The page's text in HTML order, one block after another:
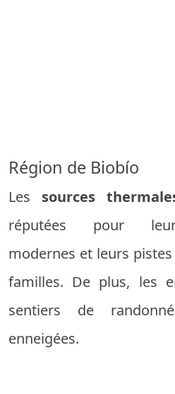
Région de Biobío
Les sources
réputées pour
modernes et leurs
familles. De plus, les
sentiers de
enneigées.